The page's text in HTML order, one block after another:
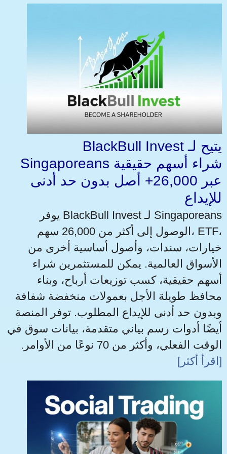
BlackBull Invest يتيح لـ
Singaporeans شراء أسهم حقيقية
عبر 26,000+ أصل بدون حد أدنى
للإيداع
يوفر BlackBull Invest لـ Singaporeans
الوصول إلى أكثر من 26,000 سهم، ETF،
خيارات، سندات، وأصول أساسية أخرى من
الأسواق العالمية. يمكن للمستثمرين شراء
أسهم حقيقية، كسب توزيعات أرباح، وبناء
محافظ طويلة الأجل بعمولات منخفضة شفافة
وبدون حد أدنى للإيداع المطلوب. توفر المنصة
أيضًا أدوات رسم بياني متقدمة، بيانات سوق في
الوقت الفعلي، وأكثر من 70 نوعًا من الأوامر.
[اقرأ أكثر]